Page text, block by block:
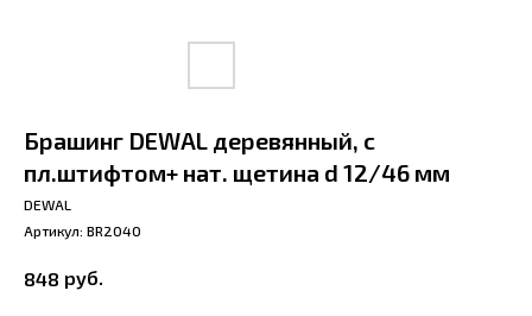
Брашинг DEWAL деревянный, с
пл.штифтом+ нат. щетина d 12/46 мм
DEWAL
Артикул: BR2040
848 руб.